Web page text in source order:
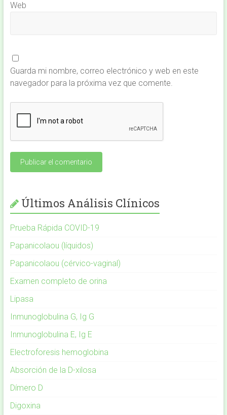
Web
Guarda mi nombre, correo electrónico y web en este
navegador para la próxima vez que comente.
Últimos Análisis Clínicos
Prueba Rápida COVID-19
Papanicolaou (líquidos)
Papanicolaou (cérvico-vaginal)
Examen completo de orina
Lipasa
Inmunoglobulina G, Ig G
Inmunoglobulina E, Ig E
Electroforesis hemoglobina
Absorción de la D-xilosa
Dímero D
Digoxina